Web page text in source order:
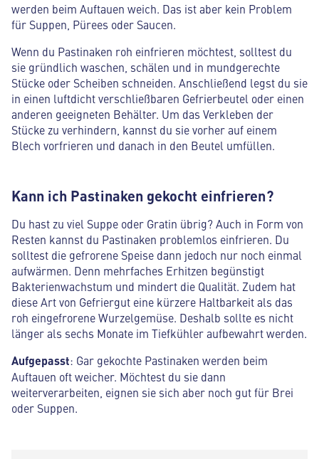
werden beim Auftauen weich. Das ist aber kein Problem
für Suppen, Pürees oder Saucen.
Wenn du Pastinaken roh einfrieren möchtest, solltest du
sie gründlich waschen, schälen und in mundgerechte
Stücke oder Scheiben schneiden. Anschließend legst du sie
in einen luftdicht verschließbaren Gefrierbeutel oder einen
anderen geeigneten Behälter. Um das Verkleben der
Stücke zu verhindern, kannst du sie vorher auf einem
Blech vorfrieren und danach in den Beutel umfüllen.
Kann ich Pastinaken gekocht einfrieren?
Du hast zu viel Suppe oder Gratin übrig? Auch in Form von
Resten kannst du Pastinaken problemlos einfrieren. Du
solltest die gefrorene Speise dann jedoch nur noch einmal
aufwärmen. Denn mehrfaches Erhitzen begünstigt
Bakterienwachstum und mindert die Qualität. Zudem hat
diese Art von Gefriergut eine kürzere Haltbarkeit als das
roh eingefrorene Wurzelgemüse. Deshalb sollte es nicht
länger als sechs Monate im Tiefkühler aufbewahrt werden.
Aufgepasst: Gar gekochte Pastinaken werden beim
Auftauen oft weicher. Möchtest du sie dann
weiterverarbeiten, eignen sie sich aber noch gut für Brei
oder Suppen.